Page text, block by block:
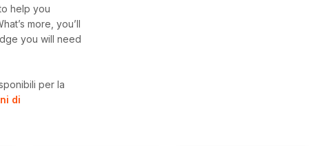
help you
more, you’ll
you will need
per la
di